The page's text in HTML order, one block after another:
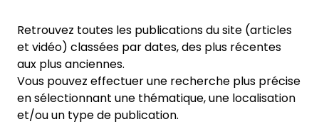
Retrouvez toutes les publications du site (articles
et vidéo) classées par dates, des plus récentes
aux plus anciennes.
Vous pouvez effectuer une recherche plus précise
en sélectionnant une thématique, une localisation
et/ou un type de publication.